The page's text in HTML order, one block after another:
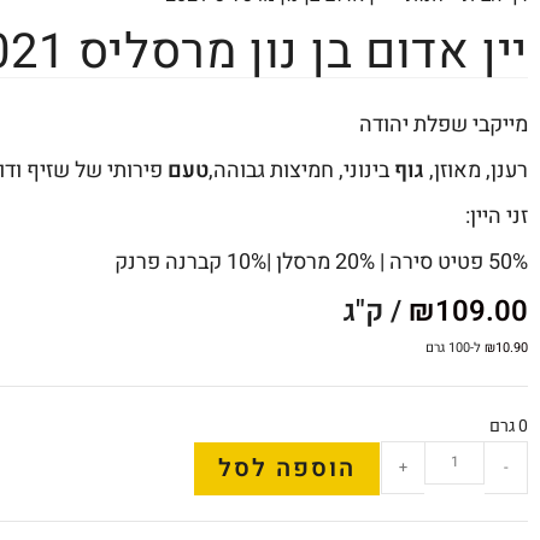
יין אדום בן נון מרסליס 2021
מייקבי שפלת יהודה
רענן, מאוזן,גוףבינוני, חמיצות גבוהה,טעם פירותי של שזיף
זני היין:
50% פטיט סירה | 20% מרסלן |10% קברנה פרנק
₪109.00 / ק"ג
₪10.90 ל-100 גרם
0 גרם
-
+ הוספה לסל